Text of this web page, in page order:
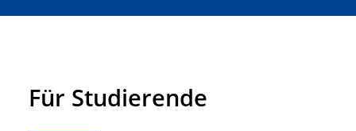
Für Studierende